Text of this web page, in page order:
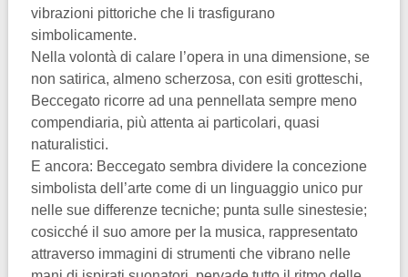
vibrazioni pittoriche che li trasfigurano
simbolicamente.
Nella volontà di calare l’opera in una dimensione, se
non satirica, almeno scherzosa, con esiti grotteschi,
Beccegato ricorre ad una pennellata sempre meno
compendiaria, più attenta ai particolari, quasi
naturalistici.
E ancora: Beccegato sembra dividere la concezione
simbolista dell’arte come di un linguaggio unico pur
nelle sue differenze tecniche; punta sulle sinestesie;
cosicché il suo amore per la musica, rappresentato
attraverso immagini di strumenti che vibrano nelle